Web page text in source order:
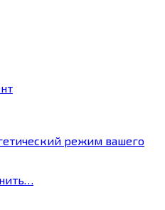
режим вашего